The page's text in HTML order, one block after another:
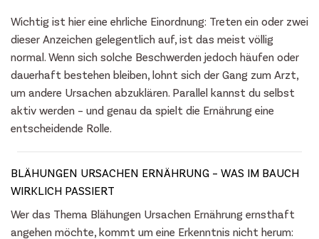
Wichtig ist hier eine ehrliche Einordnung: Treten ein oder zwei
dieser Anzeichen gelegentlich auf, ist das meist völlig
normal. Wenn sich solche Beschwerden jedoch häufen oder
dauerhaft bestehen bleiben, lohnt sich der Gang zum Arzt,
um andere Ursachen abzuklären. Parallel kannst du selbst
aktiv werden – und genau da spielt die Ernährung eine
entscheidende Rolle.
BLÄHUNGEN URSACHEN ERNÄHRUNG – WAS IM BAUCH
WIRKLICH PASSIERT
Wer das Thema Blähungen Ursachen Ernährung ernsthaft
angehen möchte, kommt um eine Erkenntnis nicht herum: